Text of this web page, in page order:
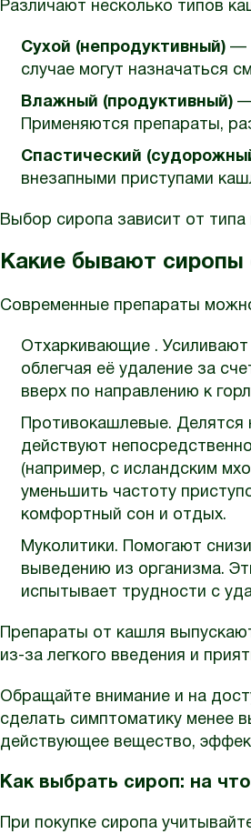
Различают несколько типов
Сухой (непродуктивный) —
случае могут назначаться
Влажный (продуктивный) —
Применяются препараты,
Спастический
внезапными приступами
Выбор сиропа зависит от
Какие бывают
Современные препараты
Отхаркивающие .
облегчая её удаление за
вверх по направлению к
Противокашлевые.
действуют
(например, с исландским
уменьшить частоту
комфортный сон и отдых.
Муколитики. Помогают
выведению из организма.
испытывает трудности с
Препараты от кашля
из-за легкого введения и
Обращайте внимание и на
сделать симптоматику менее
действующее вещество,
Как выбрать сироп: на
При покупке сиропа